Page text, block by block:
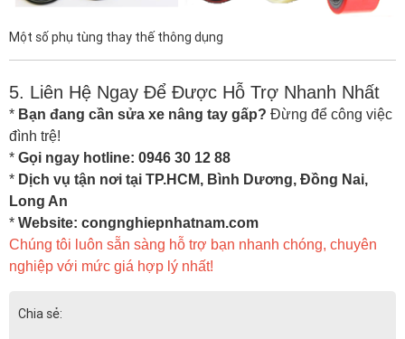
Một số phụ tùng thay thế thông dụng
5. Liên Hệ Ngay Để Được Hỗ Trợ Nhanh Nhất
* Bạn đang cần sửa xe nâng tay gấp? Đừng để công việc
đình trệ!
* Gọi ngay hotline: 0946 30 12 88
* Dịch vụ tận nơi tại TP.HCM, Bình Dương, Đồng Nai,
Long An
* Website: congnghiepnhatnam.com
Chúng tôi luôn sẵn sàng hỗ trợ bạn nhanh chóng, chuyên
nghiệp với mức giá hợp lý nhất!
Chia sẻ: